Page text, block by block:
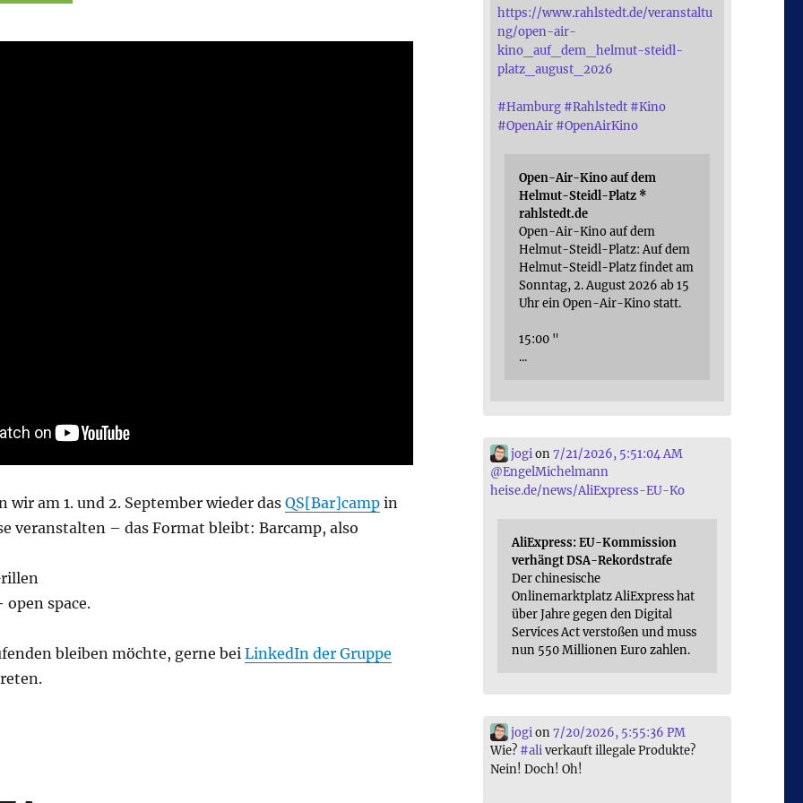
wir am 1. und 2. September wieder dasQS[Bar]campin
veranstalten – das Format bleibt: Barcamp, also
open space.
bleiben möchte, gerne beiLinkedIn der Gruppe
https://www.rahlstedt.de/veranstaltu
ng/open-air-
kino_auf_dem_helmut-steidl-
platz_august_2026
#Hamburg #Rahlstedt #Kino
#OpenAir #OpenAirKino
Open-Air-Kino auf dem
Helmut-Steidl-Platz *
rahlstedt.de
Open-Air-Kino auf dem
Helmut-Steidl-Platz: Auf dem
Helmut-Steidl-Platz findet am
Sonntag, 2. August 2026 ab 15
Uhr ein Open-Air-Kino statt.
15:00 "
...
jogion7/21/2026, 5:51:04 AM
@EngelMichelmann
heise.de/news/AliExpress-EU-Ko
AliExpress: EU-Kommission
verhängt DSA-Rekordstrafe
Der chinesische
Onlinemarktplatz AliExpress hat
über Jahre gegen den Digital
Services Act verstoßen und muss
nun 550 Millionen Euro zahlen.
jogion7/20/2026, 5:55:36 PM
Wie? #aliverkauft illegale Produkte?
Nein! Doch! Oh!